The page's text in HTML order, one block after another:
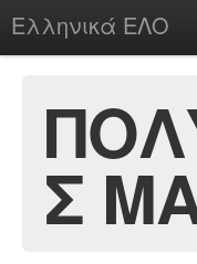
Ελληνικά ΕΛΟ
chesstu.be @ discord
LoginΣ